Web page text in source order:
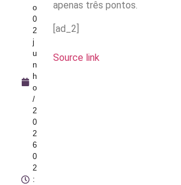
o
0
2
j
u
n
h
o
/
2
0
2
6
0
2
:
apenas três pontos.
[ad_2]
Source link